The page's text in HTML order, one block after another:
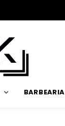
BARBEARIA